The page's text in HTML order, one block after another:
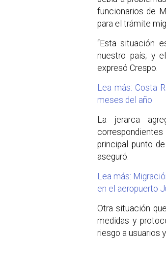
funcionarios de
para el trámite
“Esta situación
nuestro país; y
expresó Crespo.
Lea más: Costa
meses del año
La jerarca
principal punto
aseguró.
Lea más:
en el aeropuerto
Otra situación
medidas y
riesgo a usuarios